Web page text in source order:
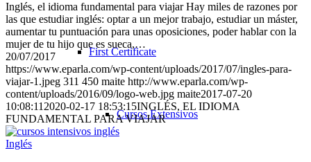
First Certificate
Cursos Extensivos
Inglés, el idioma fundamental para viajar Hay miles de razones por
las que estudiar inglés: optar a un mejor trabajo, estudiar un máster,
aumentar tu puntuación para unas oposiciones, poder hablar con la
mujer de tu hijo que es sueca,…
20/07/2017
https://www.eparla.com/wp-content/uploads/2017/07/ingles-para-
viajar-1.jpeg 311 450 maite http://www.eparla.com/wp-
content/uploads/2016/09/logo-web.jpg maite2017-07-20
10:08:11 2020-02-17 18:53:15INGLÉS, EL IDIOMA
FUNDAMENTAL PARA VIAJAR
Inglés